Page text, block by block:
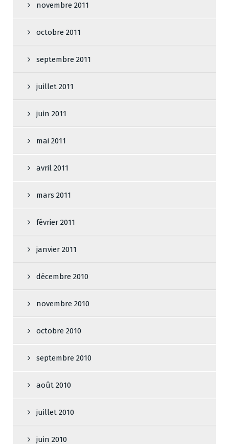
novembre 2011
octobre 2011
septembre 2011
juillet 2011
juin 2011
mai 2011
avril 2011
mars 2011
février 2011
janvier 2011
décembre 2010
novembre 2010
octobre 2010
septembre 2010
août 2010
juillet 2010
juin 2010